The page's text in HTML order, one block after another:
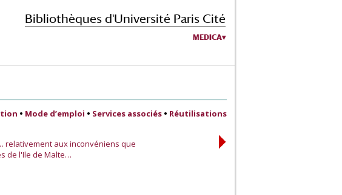
Bibliothèques d'Université Paris Cité
MEDICA
• Mode d’emploi • Services associés • Réutilisations
relativement aux inconvéniens que
de l'Ile de Malte…